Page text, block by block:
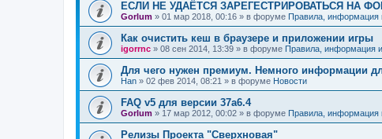
ЕСЛИ НЕ УДАЁТСЯ ЗАРЕГЕСТРИРОВАТЬСЯ НА
Gorlum » 01 мар 2018, 00:16 » в форуме Правила, информация
Как очистить кеш в браузере и приложении игры
igorrnc » 08 сен 2014, 13:39 » в форуме Правила, информация
Для чего нужен премиум. Немного информации
Han » 02 фев 2014, 08:21 » в форуме Новости
FAQ v5 для версии 37a6.4
Gorlum » 17 мар 2012, 00:02 » в форуме Правила, информация
Релизы Проекта "Сверхновая"